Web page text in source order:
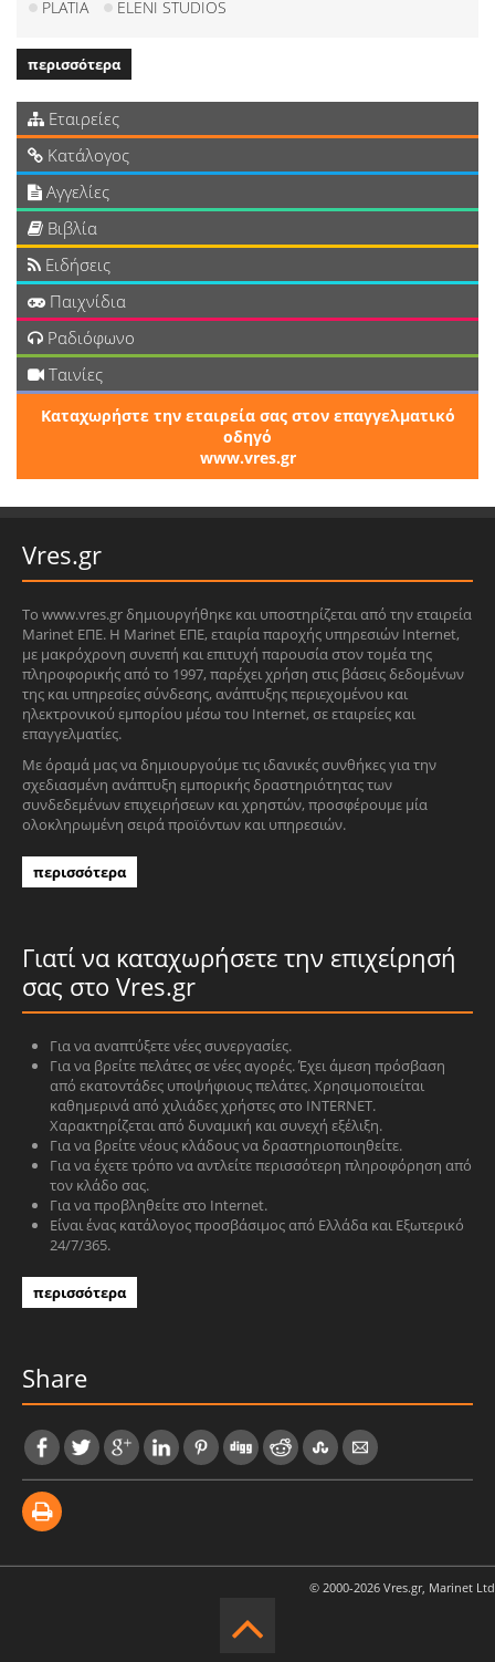
PLATIA
ELENI STUDIOS
περισσότερα
Εταιρείες
Κατάλογος
Αγγελίες
Βιβλία
Ειδήσεις
Παιχνίδια
Ραδιόφωνο
Ταινίες
Καταχωρήστε την εταιρεία σας στον επαγγελματικό
οδηγό
www.vres.gr
Vres.gr
Το www.vres.gr δημιουργήθηκε και υποστηρίζεται από την εταιρεία
Marinet ΕΠΕ. Η Marinet ΕΠΕ, εταιρία παροχής υπηρεσιών Internet,
με μακρόχρονη συνεπή και επιτυχή παρουσία στον τομέα της
πληροφορικής από το 1997, παρέχει χρήση στις βάσεις δεδομένων
της και υπηρεσίες σύνδεσης, ανάπτυξης περιεχομένου και
ηλεκτρονικού εμπορίου μέσω του Internet, σε εταιρείες και
επαγγελματίες.
Με όραμά μας να δημιουργούμε τις ιδανικές συνθήκες για την
σχεδιασμένη ανάπτυξη εμπορικής δραστηριότητας των
συνδεδεμένων επιχειρήσεων και χρηστών, προσφέρουμε μία
ολοκληρωμένη σειρά προϊόντων και υπηρεσιών.
περισσότερα
Γιατί να καταχωρήσετε την επιχείρησή
σας στο Vres.gr
Για να αναπτύξετε νέες συνεργασίες.
Για να βρείτε πελάτες σε νέες αγορές. Έχει άμεση πρόσβαση
από εκατοντάδες υποψήφιους πελάτες. Χρησιμοποιείται
καθημερινά από χιλιάδες χρήστες στο INTERNET.
Χαρακτηρίζεται από δυναμική και συνεχή εξέλιξη.
Για να βρείτε νέους κλάδους να δραστηριοποιηθείτε.
Για να έχετε τρόπο να αντλείτε περισσότερη πληροφόρηση από
τον κλάδο σας.
Για να προβληθείτε στο Internet.
Είναι ένας κατάλογος προσβάσιμος από Ελλάδα και Εξωτερικό
24/7/365.
περισσότερα
Share
© 2000-2026 Vres.gr, Marinet Ltd